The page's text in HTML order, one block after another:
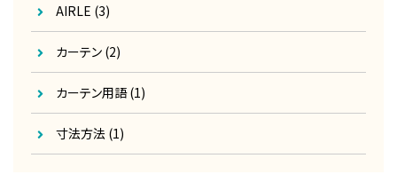
寸法方法 (1)
カーテン用語(1)
カーテン (2)
AIRLE (3)